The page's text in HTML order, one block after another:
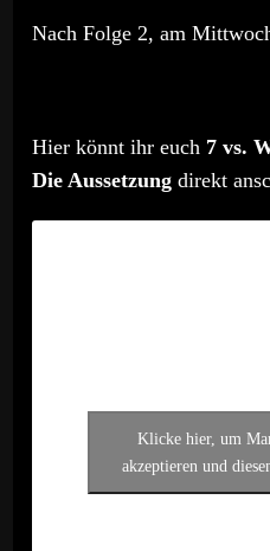
Nach Folge 2, am
Hier könnt ihr euch 7 vs.
Die Aussetzungdirekt
Klicke hier, um
akzeptieren und